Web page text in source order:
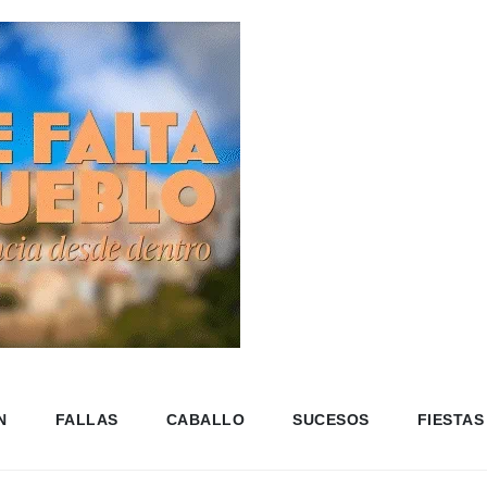
FALLAS CABALLO SUCESOS FIESTAS